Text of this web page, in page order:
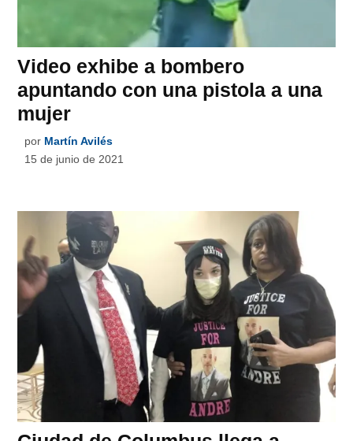
Video exhibe a bombero
apuntando con una pistola a una
mujer
por Martín Avilés
15 de junio de 2021